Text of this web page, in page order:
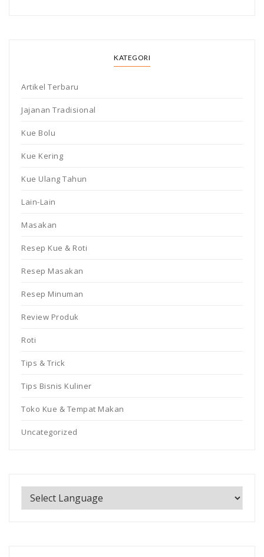
KATEGORI
Artikel Terbaru
Jajanan Tradisional
Kue Bolu
Kue Kering
Kue Ulang Tahun
Lain-Lain
Masakan
Resep Kue & Roti
Resep Masakan
Resep Minuman
Review Produk
Roti
Tips & Trick
Tips Bisnis Kuliner
Toko Kue & Tempat Makan
Uncategorized